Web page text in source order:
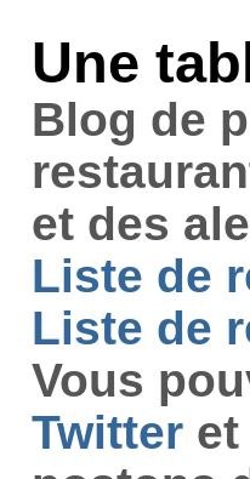
Une
Blog de
et des
Liste de
Liste de
Vous
Twitter